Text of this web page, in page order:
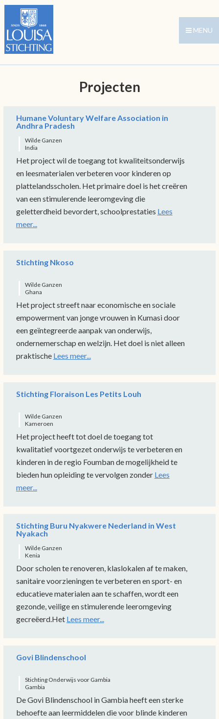
MENU
Projecten
Humane Voluntary Welfare Association in
Andhra Pradesh
Wilde Ganzen
India
Het project wil de toegang tot kwaliteitsonderwijs
en leesmaterialen verbeteren voor kinderen op
plattelandsscholen. Het primaire doel is het creëren
van een stimulerende leeromgeving die
geletterdheid bevordert, schoolprestaties Lees
meer...
Stichting Nkoso
Wilde Ganzen
Ghana
Het project streeft naar economische en sociale
empowerment van jonge vrouwen in Kumasi door
een geïntegreerde aanpak van onderwijs,
ondernemerschap en welzijn. Het doel is niet alleen
praktische Lees meer...
Stichting Floraison Les Petits Louh
Wilde Ganzen
Kameroen
Het project heeft tot doel de toegang tot
kwalitatief voortgezet onderwijs te verbeteren en
kinderen in de regio Foumban de mogelijkheid te
bieden hun opleiding te vervolgen zonder Lees
meer...
Stichting Buru Nyakwere Nederland in West
Nyakach
Wilde Ganzen
Kenia
Door scholen te renoveren, klaslokalen af te maken,
sanitaire voorzieningen te verbeteren en sport- en
educatieve materialen aan te schaffen, wordt een
gezonde, veilige en stimulerende leeromgeving
gecreëerd.Het Lees meer...
Govi Blindenschool
Stichting Onderwijs voor Gambia
Gambia
De Govi Blindenschool in Gambia heeft een sterke
behoefte aan leermiddelen die voor blinde kinderen